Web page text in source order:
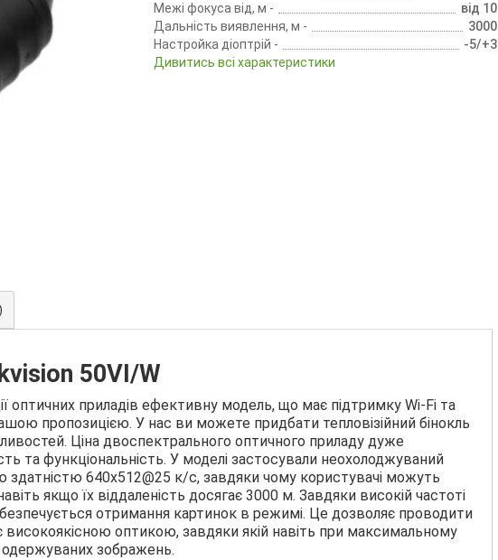
Межі фокуса від, м -
від 10
Дальність виявлення, м -
3000
Настройка діоптрій -
-5/+3
Дивитись всі характеристики
50VI/W
оптичних приладів ефективну модель, що має підтримку Wi-Fi та
пропозицією. У нас ви можете придбати тепловізійний бінокль
Ціна двоспектрального оптичного приладу дуже
та функціональність. У моделі застосували неохолоджуваний
здатністю 640х512@25 к/с, завдяки чому користувачі можуть
якщо їх віддаленість досягає 3000 м. Завдяки високій частоті
отримання картинок в режимі. Це дозволяє проводити
оптикою, завдяки якій навіть при максимальному
одержуваних зображень.